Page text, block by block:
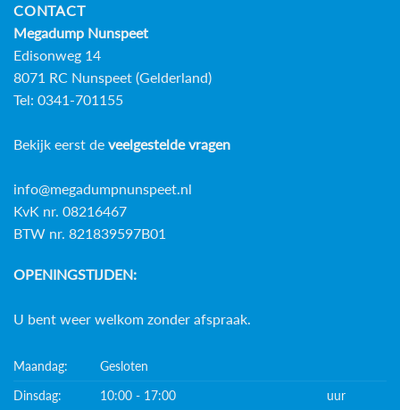
CONTACT
Megadump Nunspeet
Edisonweg 14
8071 RC Nunspeet (Gelderland)
Tel: 0341-701155
Bekijk eerst de veelgestelde vragen
info@megadumpnunspeet.nl
KvK nr. 08216467
BTW nr. 821839597B01
OPENINGSTIJDEN:
U bent weer welkom zonder afspraak.
Maandag:
Gesloten
Dinsdag:
10:00 - 17:00
uur